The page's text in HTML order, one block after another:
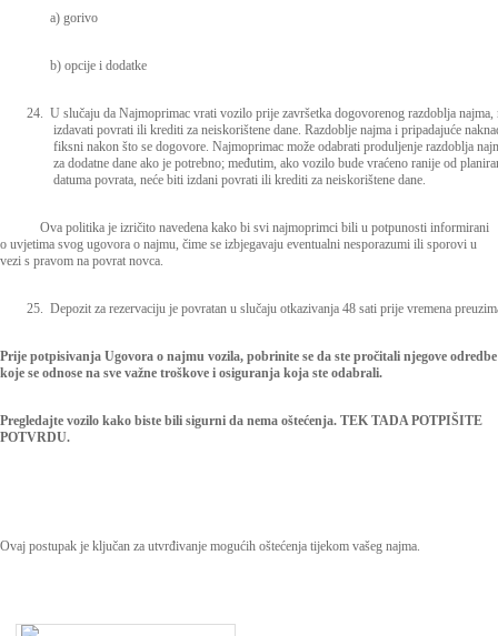
a) gorivo
b) opcije i dodatke
24. U slučaju da Najmoprimac vrati vozilo prije završetka dogovorenog razdoblja najma,
izdavati povrati ili krediti za neiskorištene dane. Razdoblje najma i pripadajuće
fiksni nakon što se dogovore. Najmoprimac može odabrati produljenje razdoblja
za dodatne dane ako je potrebno; međutim, ako vozilo bude vraćeno ranije od
datuma povrata, neće biti izdani povrati ili krediti za neiskorištene dane.
Ova politika je izričito navedena kako bi svi najmoprimci bili u potpunosti informirani
o uvjetima svog ugovora o najmu, čime se izbjegavaju eventualni nesporazumi ili sporovi u
vezi s pravom na povrat novca.
25. Depozit za rezervaciju je povratan u slučaju otkazivanja 48 sati prije vremena
Prije potpisivanja Ugovora o najmu vozila, pobrinite se da ste pročitali njegove odredbe
koje se odnose na sve važne troškove i osiguranja koja ste odabrali.
Pregledajte vozilo kako biste bili sigurni da nema oštećenja. TEK TADA POTPIŠITE
POTVRDU.
Ovaj postupak je ključan za utvrđivanje mogućih oštećenja tijekom vašeg najma.